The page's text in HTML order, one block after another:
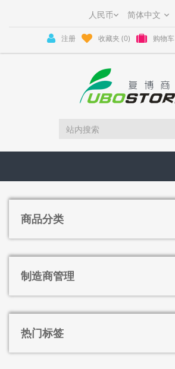
注册 收藏夹 (0) 购物车
商品分类
制造商管理
热门标签